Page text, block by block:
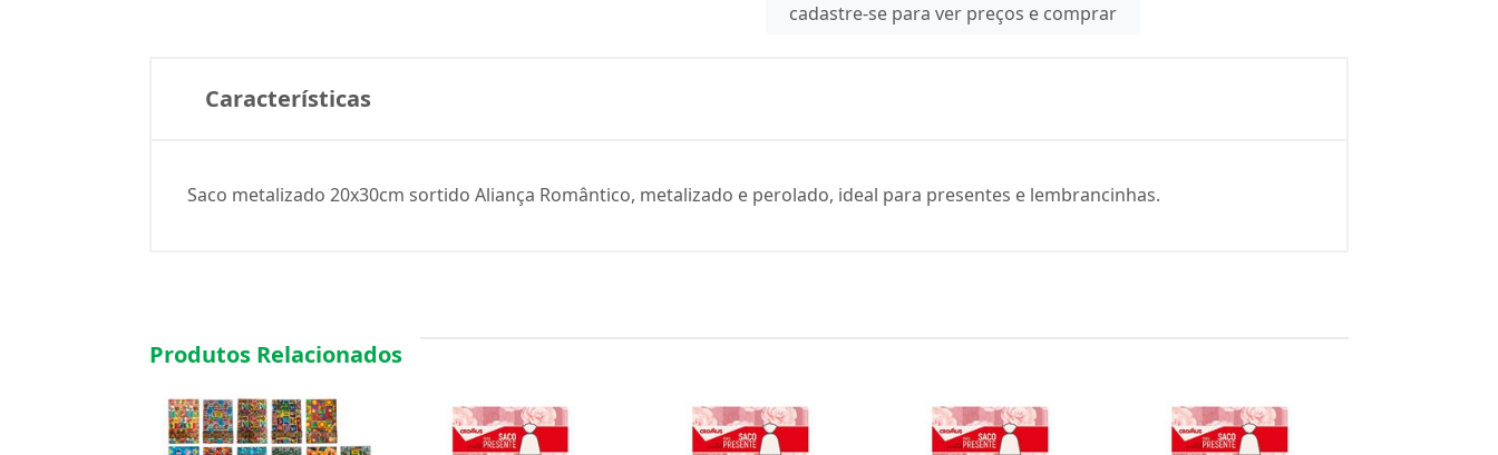
cadastre-se para ver preços e comprar
Características
Saco metalizado 20x30cm sortido Aliança Romântico, metalizado e perolado, ideal para presentes e lembrancinhas.
Produtos Relacionados